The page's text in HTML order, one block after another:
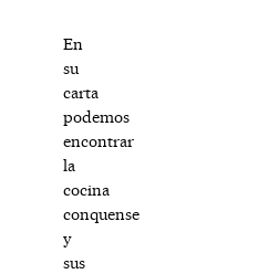
En
su
carta
podemos
encontrar
la
cocina
conquense
y
sus